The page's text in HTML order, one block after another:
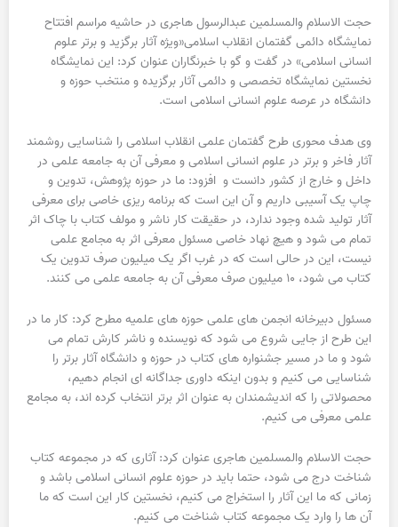
حجت الاسلام والمسلمین عبدالرسول هاجری در حاشیه مراسم افتتاح
نمایشگاه دائمی گفتمان انقلاب اسلامی«ویژه آثار برگزید و برتر علوم
انسانی اسلامی» در گفت و گو با خبرنگاران عنوان کرد: این نمایشگاه
نخستین نمایشگاه تخصصی و دائمی آثار برگزیده و منتخب حوزه و
دانشگاه در عرصه علوم انسانی اسلامی است.
وی هدف محوری طرح گفتمان علمی انقلاب اسلامی را شناسایی روشمند
آثار فاخر و برتر در علوم انسانی اسلامی و معرفی آن به جامعه علمی در
داخل و خارج از کشور دانست و افزود: ما در حوزه پژوهش، تدوین و
چاپ یک آسیبی داریم و آن این است که برنامه ریزی خاصی برای معرفی
آثار تولید شده وجود ندارد، در حقیقت کار ناشر و مولف کتاب با چاک اثر
تمام می شود و هیچ نهاد خاصی مسئول معرفی اثر به مجامع علمی
نیست، این در حالی است که در غرب اگر یک میلیون صرف تدوین یک
کتاب می شود، ۱۰ میلیون صرف معرفی آن به جامعه علمی می کنند.
مسئول دبیرخانه انجمن های علمی حوزه های علمیه مطرح کرد: کار ما در
این طرح از جایی شروع می شود که نویسنده و ناشر کارش تمام می
شود و ما در مسیر جشنواره های کتاب در حوزه و دانشگاه آثار برتر را
شناسایی می کنیم و بدون اینکه داوری جداگانه ای انجام دهیم،
محصولاتی را که اندیشمندان به عنوان اثر برتر انتخاب کرده اند، به مجامع
علمی معرفی می کنیم.
حجت الاسلام والمسلمین هاجری عنوان کرد: آثاری که در مجموعه کتاب
شناخت درج می شود، حتما باید در حوزه علوم انسانی اسلامی باشد و
زمانی که ما این آثار را استخراج می کنیم، نخستین کار این است که ما
آن ها را وارد یک مجموعه کتاب شناخت می کنیم.